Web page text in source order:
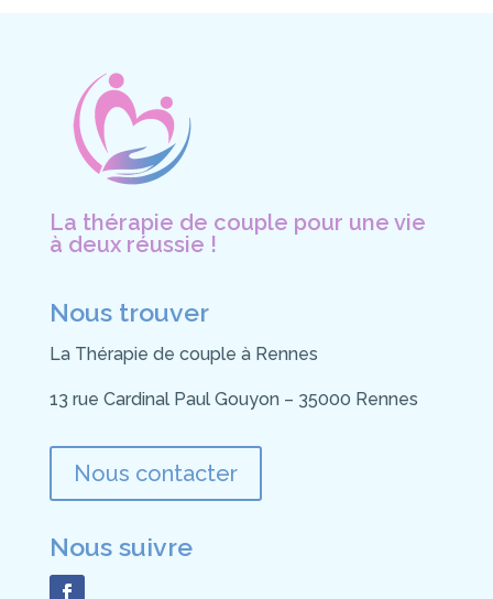
La thérapie de couple pour une vie
à deux réussie !
Nous trouver
La Thérapie de couple à Rennes
13 rue Cardinal Paul Gouyon – 35000 Rennes
Nous contacter
Nous suivre